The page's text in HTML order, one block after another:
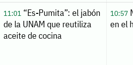
11:01“Es-Pumita”: el jabón
de la UNAM que reutiliza
aceite de cocina
10:57
en el